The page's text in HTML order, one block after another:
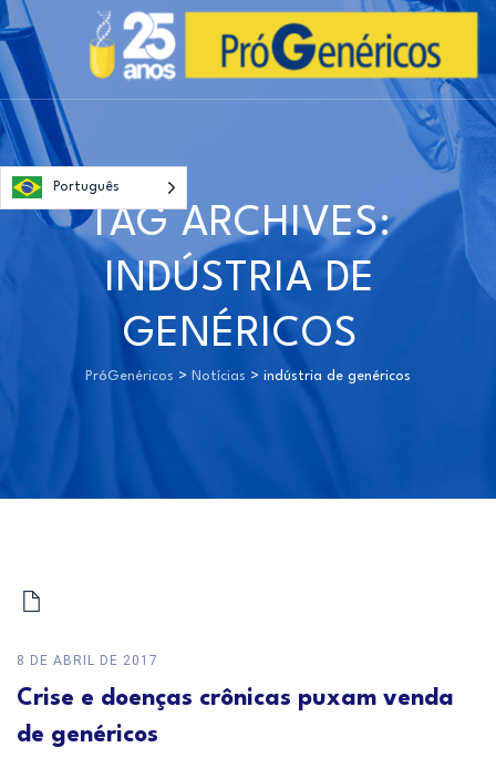
TAG ARCHIVES:
INDÚSTRIA DE
GENÉRICOS
PróGenéricos > Notícias > indústria de genéricos
8 DE ABRIL DE 2017
Crise e doenças crônicas puxam venda
de genéricos
Português